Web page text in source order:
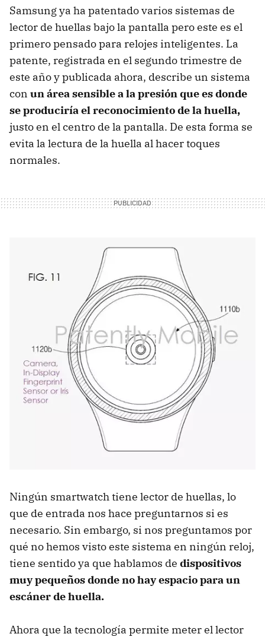
Samsung ya ha patentado varios sistemas de
lector de huellas bajo la pantalla pero este es el
primero pensado para relojes inteligentes. La
patente, registrada en el segundo trimestre de
este año y publicada ahora, describe un sistema
con un área sensible a la presión que es donde
se produciría el reconocimiento de la huella,
justo en el centro de la pantalla. De esta forma se
evita la lectura de la huella al hacer toques
normales.
Ningún smartwatch tiene lector de huellas, lo
que de entrada nos hace preguntarnos si es
necesario. Sin embargo, si nos preguntamos por
qué no hemos visto este sistema en ningún reloj,
tiene sentido ya que hablamos de dispositivos
muy pequeños donde no hay espacio para un
escáner de huella.
Ahora que la tecnología permite meter el lector